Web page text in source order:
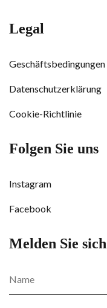
Legal
Geschäftsbedingungen
Datenschutzerklärung
Cookie-Richtlinie
Folgen Sie uns
Instagram
Facebook
Melden Sie